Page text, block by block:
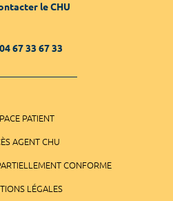
le CHU
04 67 33 67 33
PATIENT
AGENT CHU
CONFORME
LÉGALES